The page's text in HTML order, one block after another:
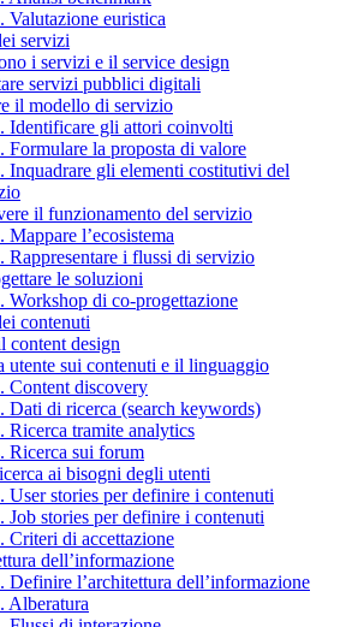
Valutazione euristica
servizi
i servizi e il service design
servizi pubblici digitali
il modello di servizio
Identificare gli attori coinvolti
Formulare la proposta di valore
Inquadrare gli elementi costitutivi del
il funzionamento del servizio
Mappare l’ecosistema
Rappresentare i flussi di servizio
le soluzioni
Workshop di co-progettazione
contenuti
content design
utente sui contenuti e il linguaggio
Content discovery
Dati di ricerca (search keywords)
Ricerca tramite analytics
Ricerca sui forum
ai bisogni degli utenti
User stories per definire i contenuti
Job stories per definire i contenuti
Criteri di accettazione
dell’informazione
Definire l’architettura dell’informazione
Alberatura